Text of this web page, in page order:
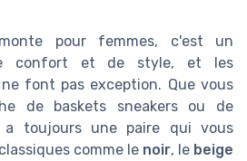
pour femmes, c'est un
confort et de style, et les
font pas exception. Que vous
de baskets sneakers ou de
toujours une paire qui vous
comme le noir, le beige